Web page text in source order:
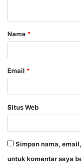
a
r
Nama *
Email *
Situs Web
Simpan nama,
untuk komentar saya